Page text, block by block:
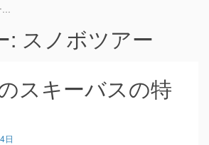
: スノボツアー
スキーバスの特
日